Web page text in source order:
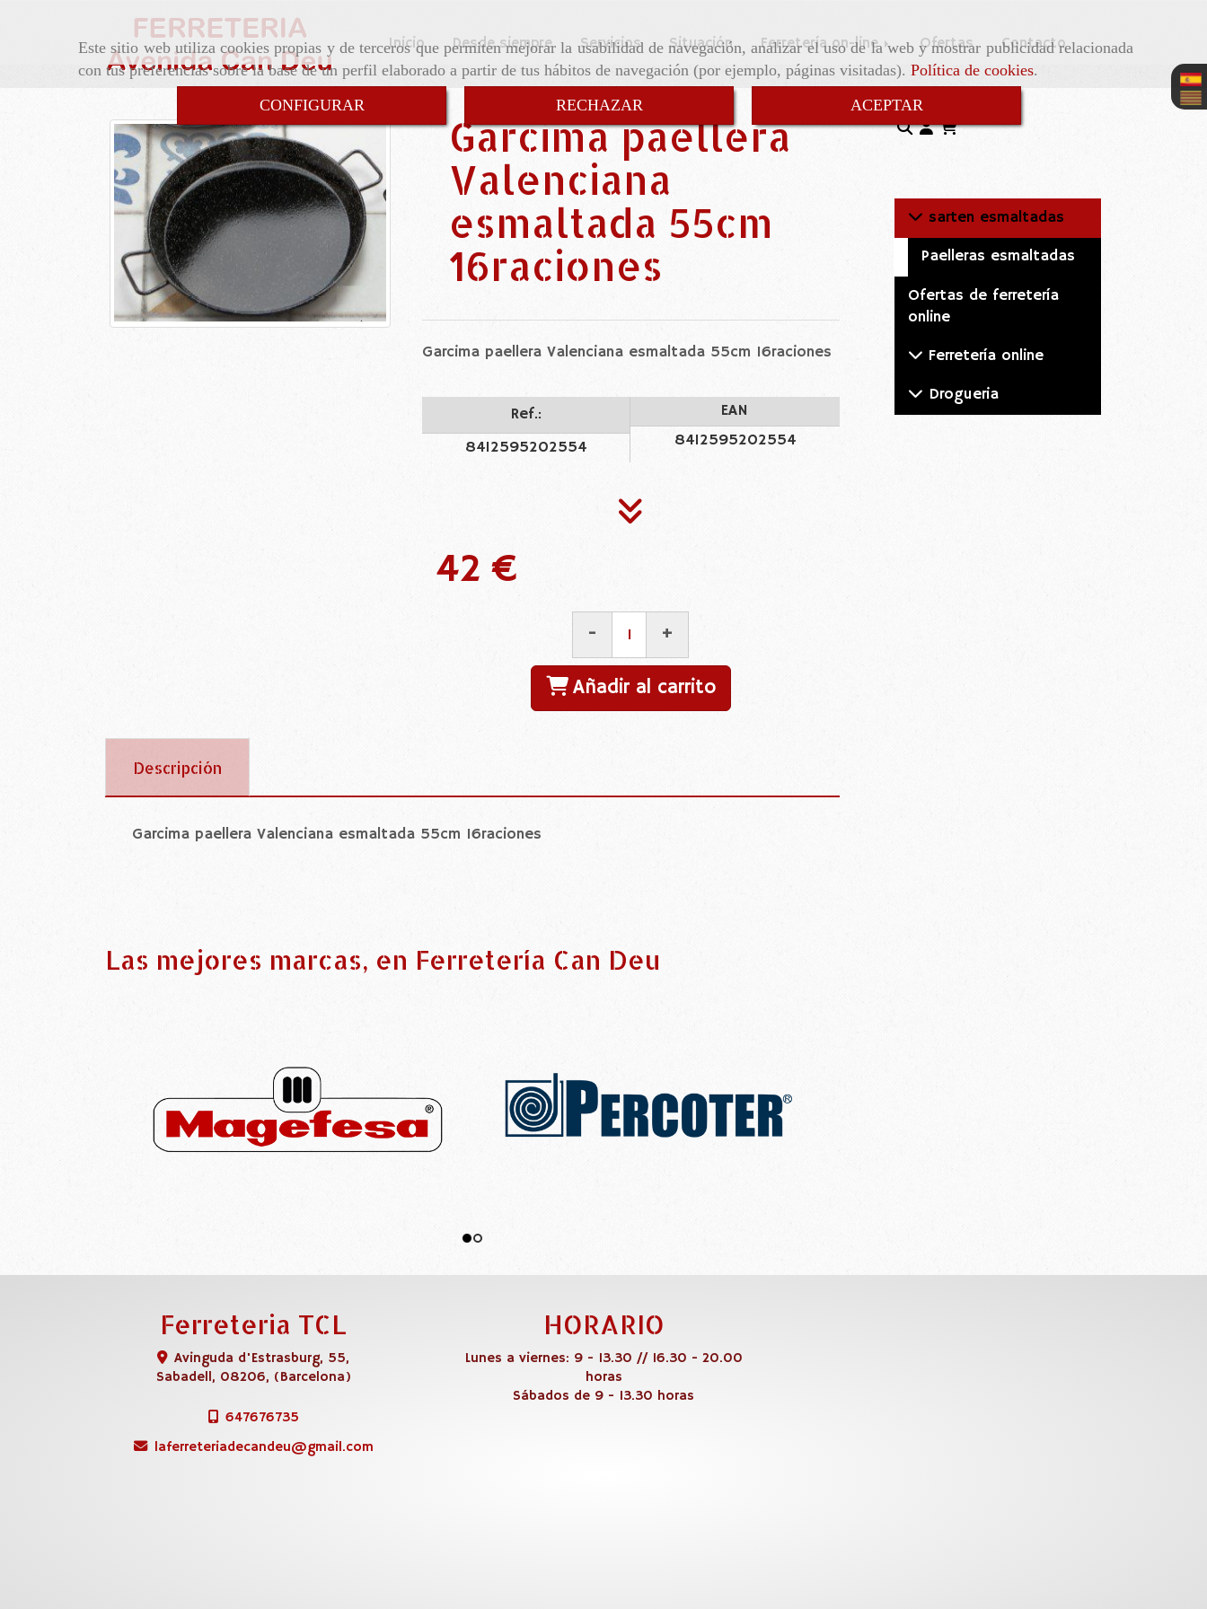
Este sitio web utiliza cookies propias y de terceros que permiten mejorar la usabilidad de navegación, analizar el uso de la web y mostrar publicidad relacionada
con tus preferencias sobre la base de un perfil elaborado a partir de tus hábitos de navegación (por ejemplo, páginas visitadas). Política de cookies.
CONFIGURAR
RECHAZAR ACEPTAR
Inicio Desde siempre Servicios Situación Ferretería on-line Ofertas Contacto
Garcima paellera
Valenciana
esmaltada 55cm
16raciones
Garcima paellera Valenciana esmaltada 55cm 16raciones
Ref.:
8412595202554
EAN
8412595202554
42 €
- +
Añadir al carrito
Descripción
Garcima paellera Valenciana esmaltada 55cm 16raciones
Las mejores marcas, en Ferretería Can Deu
sarten esmaltadas
Paelleras esmaltadas
Ofertas de ferretería
online
Ferretería online
Drogueria
Ferreteria TCL
Avinguda d'Estrasburg, 55,
Sabadell, 08206, (Barcelona)
647676735
laferreteriadecandeu
gmail.com
HORARIO
Lunes a viernes: 9 - 13.30 // 16.30 - 20.00
horas
Sábados de 9 - 13.30 horas